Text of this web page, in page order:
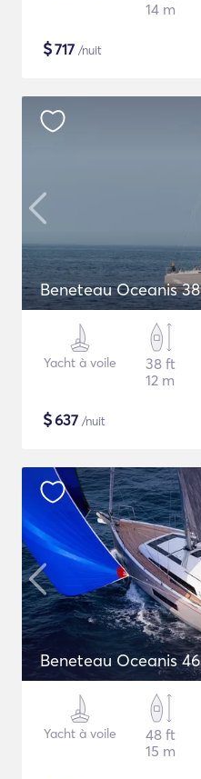
14 m
$717 /nuit
Beneteau Oceanis 38
Yacht à voile
38 ft
12 m
$637 /nuit
Beneteau Oceanis 46
Yacht à voile
48 ft
15 m